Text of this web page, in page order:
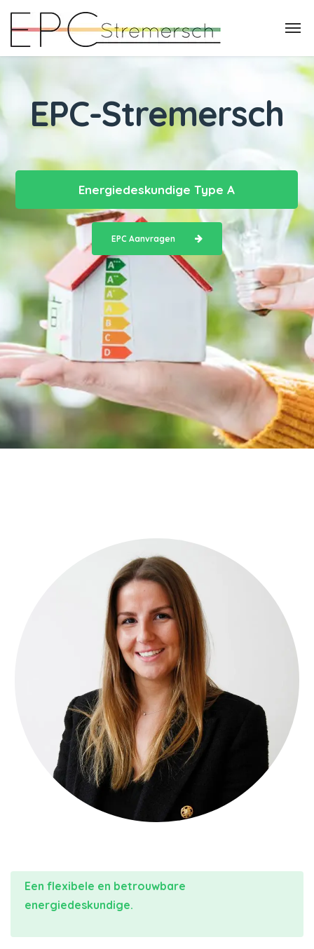
EPC-Stremersch
Energiedeskundige Type A
EPC Aanvragen
Een flexibele en betrouwbare
energiedeskundige.